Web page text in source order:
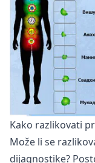
Kako razlikovati
Može li se
dijagnostike?